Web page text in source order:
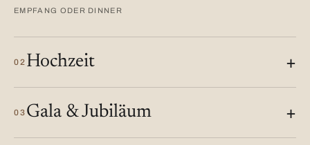
EMPFANG ODER DINNER
02 Hochzeit
03 Gala & Jubiläum